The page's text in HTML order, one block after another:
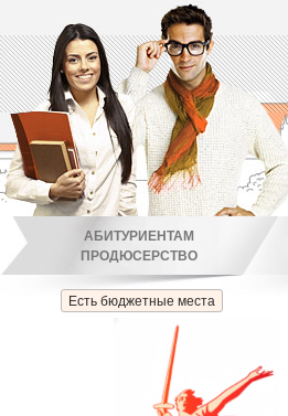
Есть бюджетные места
АБИТУРИЕНТАМ
ПРОДЮСЕРСТВО